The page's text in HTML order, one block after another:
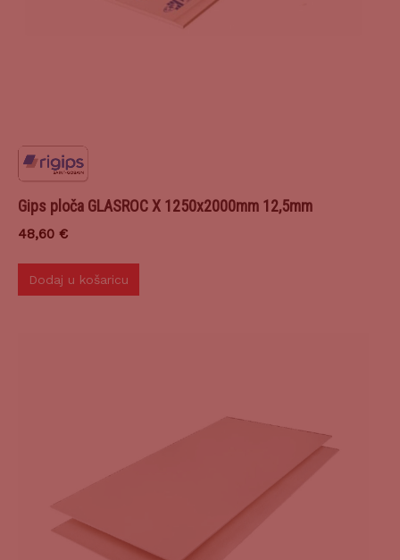
Gips ploča GLASROC X 1250x2000mm 12,5mm
48,60 €
Dodaj u košaricu